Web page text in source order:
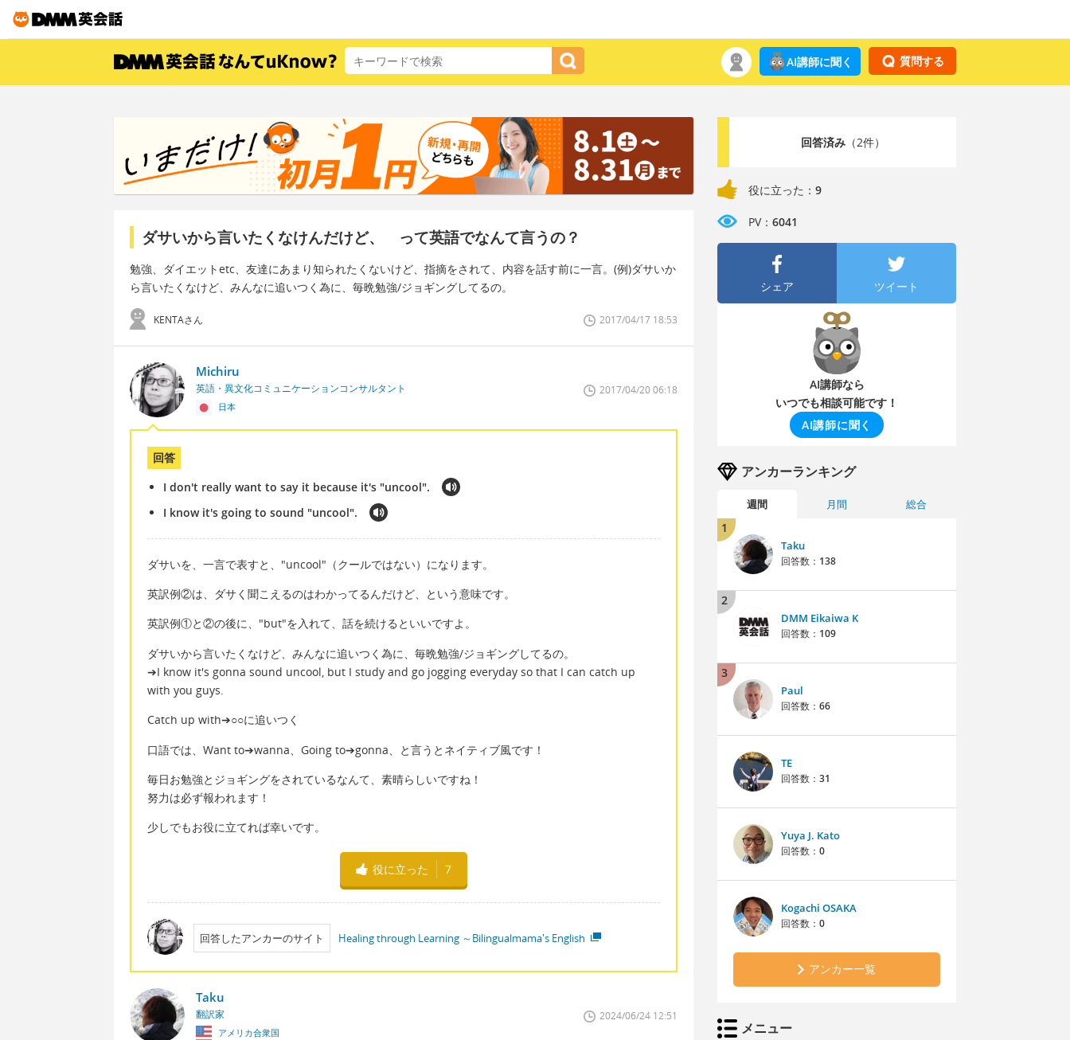
質問する
AI講師に聞く
ダサいから言いたくなけんだけど、 って英語でなんて言うの？
勉強、ダイエットetc、友達にあまり知られたくないけど、指摘をされて、内容を話す前に一言。(例)ダサいか
ら言いたくなけど、みんなに追いつく為に、毎晩勉強/ジョギングしてるの。
KENTAさん 2017/04/17 18:53
Michiru
英語・異文化コミュニケーションコンサルタント
日本
2017/04/20 06:18
回答
I don't really want to say it because it's "uncool".
I know it's going to sound "uncool".
ダサいを、一言で表すと、"uncool"（クールではない）になります。
英訳例②は、ダサく聞こえるのはわかってるんだけど、という意味です。
英訳例①と②の後に、"but"を入れて、話を続けるといいですよ。
ダサいから言いたくなけど、みんなに追いつく為に、毎晩勉強/ジョギングしてるの。
➔I know it's gonna sound uncool, but I study and go jogging everyday so that I can catch up
with you guys.
Catch up with➔○○に追いつく
口語では、Want to➔wanna、Going to➔gonna、と言うとネイティブ風です！
毎日お勉強とジョギングをされているなんて、素晴らしいですね！
努力は必ず報われます！
少しでもお役に立てれば幸いです。
役に立った 7
回答したアンカーのサイト Healing through Learning ～Bilingualmama's English
Taku
翻訳家
アメリカ合衆国
2024/06/24 12:51
回答済み（2件）
役に立った： 9
PV： 6041
シェア ツイート
AI講師なら
いつでも相談可能です！
AI講師に聞く
アンカーランキング
週間 月間 総合
1
Taku
回答数： 138
2
DMM Eikaiwa K
回答数： 109
3
Paul
回答数： 66
TE
回答数： 31
Yuya J. Kato
回答数： 0
Kogachi OSAKA
回答数： 0
アンカー一覧
メニュー